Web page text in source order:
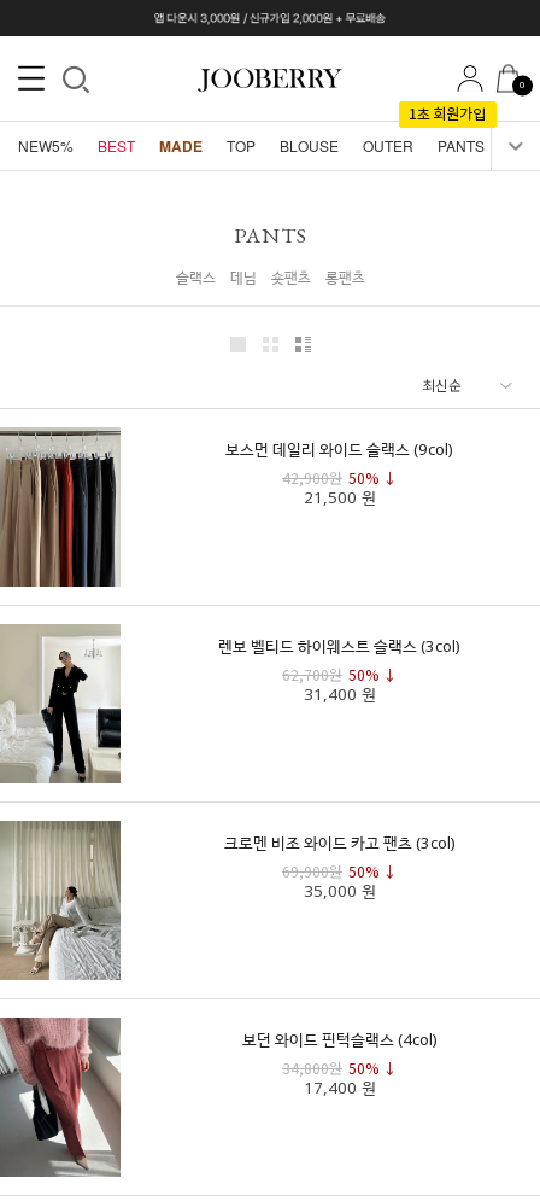
0
NEW5% BEST MADE TOP BLOUSE OUTER PANTS
PANTS
슬랙스 데님 숏팬츠 롱팬츠
보스먼 데일리 와이드 슬랙스 (9col)
42,900원 50% ↓
21,500 원
렌보 벨티드 하이웨스트 슬랙스 (3col)
62,700원 50% ↓
31,400 원
크로멘 비조 와이드 카고 팬츠 (3col)
69,900원 50% ↓
35,000 원
보던 와이드 핀턱슬랙스 (4col)
34,800원 50% ↓
17,400 원